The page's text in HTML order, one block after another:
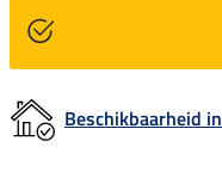
Beschikbaarheid